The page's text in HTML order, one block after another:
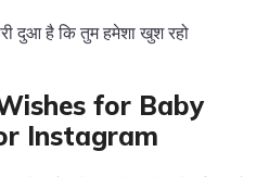
दुआ है कि तुम हमेशा खुश रहो
for Baby
Instagram